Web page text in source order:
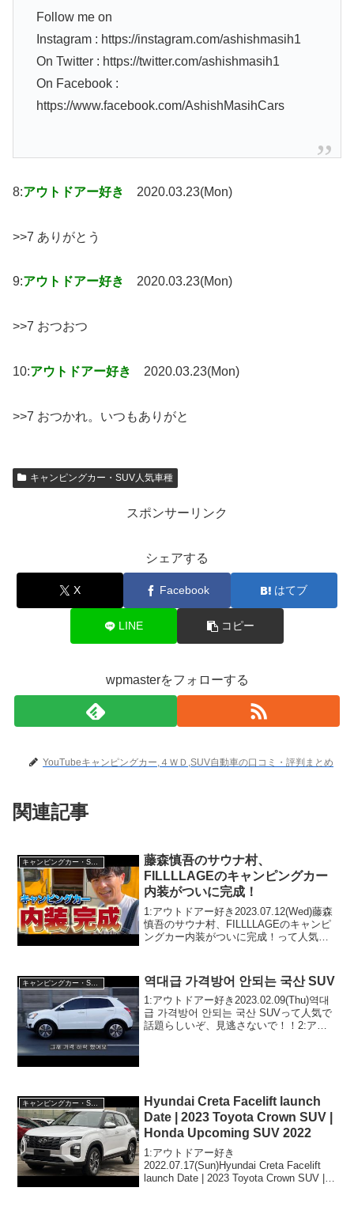
Follow me on
Instagram : https://instagram.com/ashishmasih1
On Twitter : https://twitter.com/ashishmasih1
On Facebook :
https://www.facebook.com/AshishMasihCars
8:アウトドアー好き 2020.03.23(Mon)
>>7 ありがとう
9:アウトドアー好き 2020.03.23(Mon)
>>7 おつおつ
10:アウトドアー好き 2020.03.23(Mon)
>>7 おつかれ。いつもありがと
キャンピングカー・SUV人気車種
スポンサーリンク
シェアする
X Facebook はてブ
LINE コピー
wpmasterをフォローする
YouTubeキャンピングカー,４ＷＤ,SUV自動車の口コミ・評判まとめ
関連記事
キャンピングカー・SUV人気車種
藤森慎吾のサウナ村、
FILLLLAGEのキャンピングカー
内装がついに完成！
1:アウトドアー好き2023.07.12(Wed)藤森
慎吾のサウナ村、FILLLLAGEのキャンピ
ングカー内装がついに完成！って人気で
注目です！3:ア...
역대급 가격방어 안되는 국산 SUV
1:アウトドアー好き2023.02.09(Thu)역대
급 가격방어 안되는 국산 SUVって人気で
話題らしいぞ、見逃さないで！！2:アウ
キャンピングカー・SUV人気車種
Hyundai Creta Facelift launch
Date | 2023 Toyota Crown SUV |
Honda Upcoming SUV 2022
1:アウトドアー好き
2022.07.17(Sun)Hyundai Creta Facelift
launch Date | 2023 Toyota Crown SUV |